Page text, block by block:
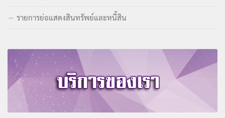
รายการย่อแสดงสินทรัพย์และหนี้สิน